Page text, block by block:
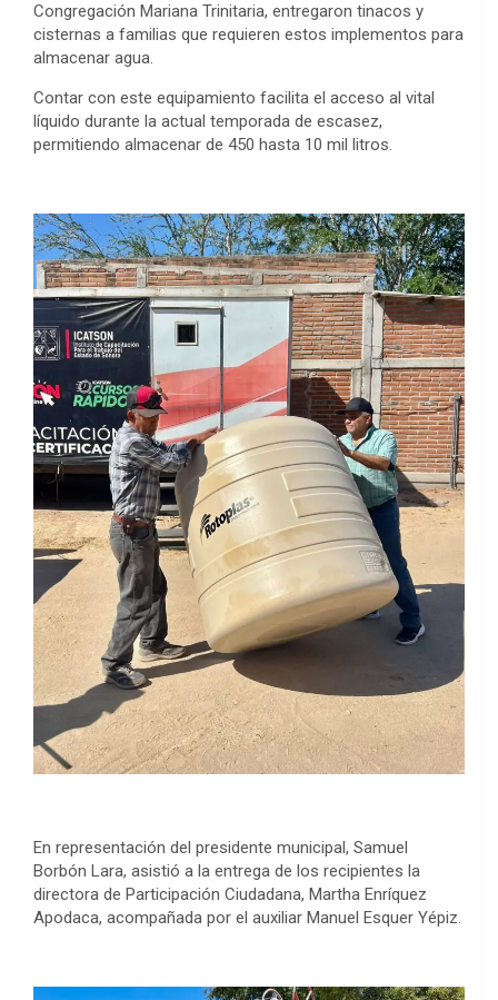
Congregación Mariana Trinitaria, entregaron tinacos y
cisternas a familias que requieren estos implementos para
almacenar agua.
Contar con este equipamiento facilita el acceso al vital
líquido durante la actual temporada de escasez,
permitiendo almacenar de 450 hasta 10 mil litros.
En representación del presidente municipal, Samuel
Borbón Lara, asistió a la entrega de los recipientes la
directora de Participación Ciudadana, Martha Enríquez
Apodaca, acompañada por el auxiliar Manuel Esquer Yépiz.